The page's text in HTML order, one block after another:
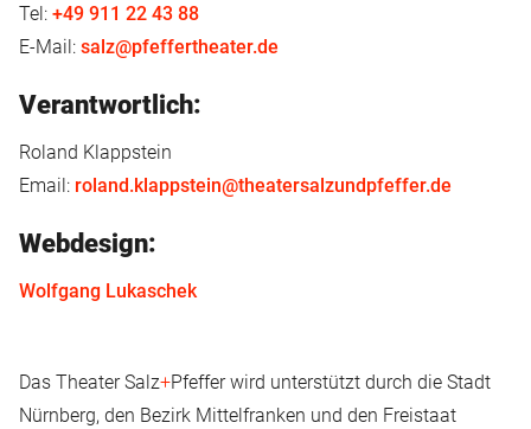
Tel: +49 911 22 43 88
E-Mail: salz@pfeffertheater.de
Verantwortlich:
Roland Klappstein
Email: roland.klappstein@theatersalzundpfeffer.de
Webdesign:
Wolfgang Lukaschek
Das Theater Salz+Pfeffer wird unterstützt durch die Stadt
Nürnberg, den Bezirk Mittelfranken und den Freistaat